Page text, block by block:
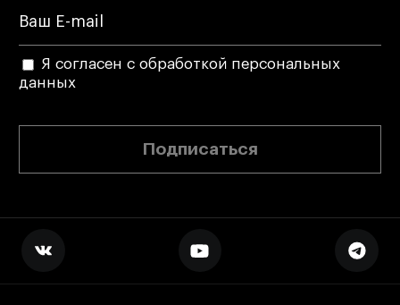
Я согласен с обработкой персональных
данных
Подписаться